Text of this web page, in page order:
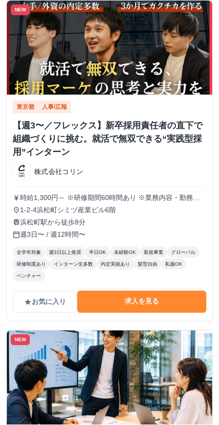
NEW
東京都 人事/広報
【週3〜／フレックス】新卒採用責任者の直下で
組織づくりに挑む。就活で無双できる“実践型採
用”インターン
株式会社コリン
currency_yen 時給1,300円～ ※研修期間60時間あり ※業務内容・勤務状
況により決定
place 1-2-4浜松町シミヅ産業ビル6階
train浜松町駅から徒歩8分
calendar_today週3日〜 / 週12時間〜
全学年対象 週3日以上推奨 半日OK 未経験OK 新規事業 グローバル
研修制度あり インターン生多数 内定実績あり 髪型自由 私服OK
ベンチャー
gradeお気に入り 求人を見る
NEW